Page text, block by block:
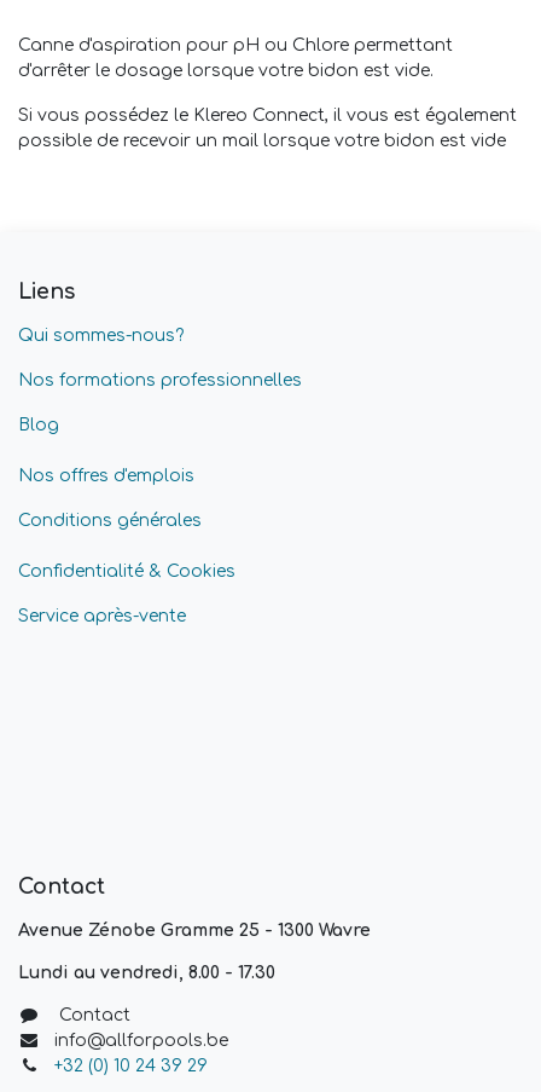
Canne d'aspiration pour pH ou Chlore permettant
d'arrêter le dosage lorsque votre bidon est vide.
Si vous possédez le Klereo Connect, il vous est également
possible de recevoir un mail lorsque votre bidon est vide
Liens
Qui sommes-nous?
Nos formations professionnelles
Blog
Nos offres d'emplois
Conditions générales
Confidentialité & Cookies
Service après-vente
Contact
Avenue Zénobe Gramme 25 - 1300 Wavre
Lundi au vendredi, 8.00 - 17.30
Contact
info@allforpools.be
+32 (0) 10 24 39 29